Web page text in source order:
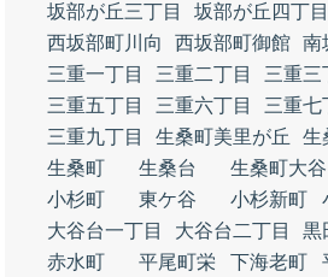
坂部が丘三丁目
坂部が丘四丁目
西坂部町川向
西坂部町御館 南
三重一丁目
三重二丁目 三重三
三重五丁目
三重六丁目 三重七
三重九丁目
生桑町美里が丘
生
生桑町
生桑台 生桑町大谷
小杉町
東ケ谷 小杉新町
大谷台一丁目
大谷台二丁目 黒
赤水町
平尾町栄 下海老町